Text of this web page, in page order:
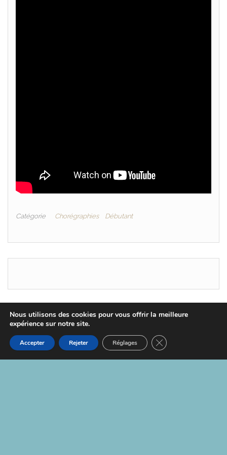
Catégorie Chorégraphies Débutant
Fièrement propulsé par
Blog
Nous utilisons des cookies pour vous offrir la meilleure
expérience sur notre site.
Accepter Rejeter Réglages Fermer la bannière